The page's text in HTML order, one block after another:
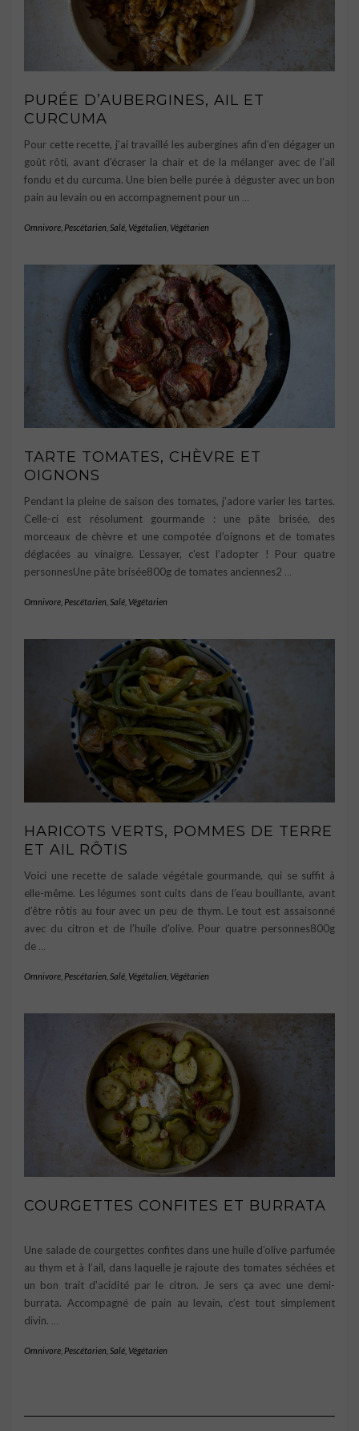
PURÉE D’AUBERGINES, AIL ET
CURCUMA
Pour cette recette, j’ai travaillé les aubergines afin d’en dégager un
goût rôti, avant d’écraser la chair et de la mélanger avec de l’ail
fondu et du curcuma. Une bien belle purée à déguster avec un bon
pain au levain ou en accompagnement pour un
Omnivore Pescétarien Salé Végétalien Végétarien
TARTE TOMATES, CHÈVRE ET
OIGNONS
Pendant la pleine de saison des tomates, j’adore varier les tartes.
Celle-ci est résolument gourmande : une pâte brisée, des
morceaux de chèvre et une compotée d’oignons et de tomates
déglacées au vinaigre. L’essayer, c’est l’adopter ! Pour quatre
personnesUne pâte brisée800g de tomates anciennes2
Omnivore Pescétarien Salé Végétarien
HARICOTS VERTS, POMMES DE TERRE
ET AIL RÔTIS
Voici une recette de salade végétale gourmande, qui se suffit à
elle-même. Les légumes sont cuits dans de l’eau bouillante, avant
d’être rôtis au four avec un peu de thym. Le tout est assaisonné
avec du citron et de l’huile d’olive. Pour quatre personnes800g
de …
Omnivore Pescétarien Salé Végétalien Végétarien
COURGETTES CONFITES ET BURRATA
Une salade de courgettes confites dans une huile d’olive parfumée
au thym et à l’ail, dans laquelle je rajoute des tomates séchées et
un bon trait d’acidité par le citron. Je sers ça avec une demi-
burrata. Accompagné de pain au levain, c’est tout simplement
divin. …
Omnivore Pescétarien Salé Végétarien